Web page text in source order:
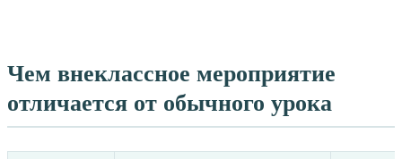
Чем внеклассное мероприятие
отличается от обычного урока